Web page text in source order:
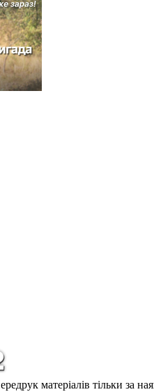
матеріалів тільки за